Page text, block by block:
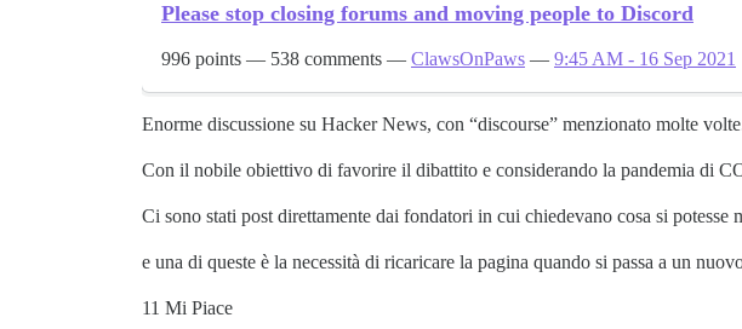
Please stop closing forums and moving people to Discord
996 points — 538 comments — ClawsOnPaws — 9:45 AM - 16 Sep 2021
Enorme discussione su Hacker News, con “discourse” menzionato molte
Con il nobile obiettivo di favorire il dibattito e considerando la pandemia di
Ci sono stati post direttamente dai fondatori in cui chiedevano cosa si
e una di queste è la necessità di ricaricare la pagina quando si passa a un
11 Mi Piace